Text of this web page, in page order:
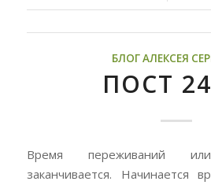
БЛОГ АЛЕКСЕЯ
ПОСТ
Время переживаний или
заканчивается. Начинается